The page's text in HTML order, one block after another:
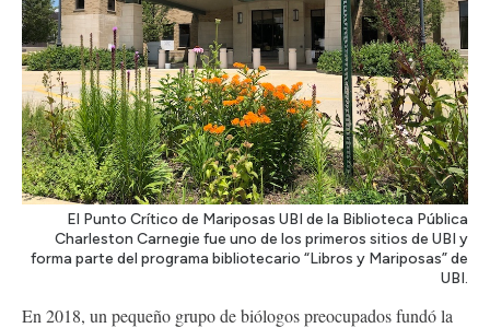
El Punto Crítico de Mariposas UBI de la Biblioteca Pública
Charleston Carnegie fue uno de los primeros sitios de UBI y
forma parte del programa bibliotecario “Libros y Mariposas” de
UBI.
En 2018, un pequeño grupo de biólogos preocupados fundó la